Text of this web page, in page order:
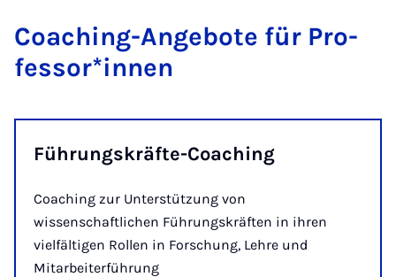
Coa­ching-An­ge­bo­te für Pro­
fes­sor*in­nen
Führungskräfte-Coaching
Coaching zur Unterstützung von
wissenschaftlichen Führungskräften in ihren
vielfältigen Rollen in Forschung, Lehre und
Mitarbeiterführung